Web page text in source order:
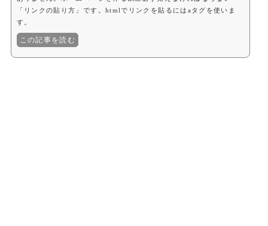
「リンクの貼り方」です。htmlでリンクを貼るにはaタグを使いま
す。
この記事を読む